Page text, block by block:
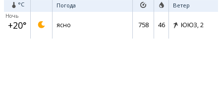
°C Погода Ветер
Ночь
+20° ясно 758 46 ЮЮЗ, 2